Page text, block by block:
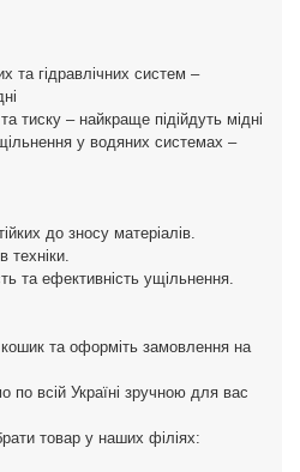
та гідравлічних систем –
тиску – найкраще підійдуть мідні
у водяних системах –
до зносу матеріалів.
техніки.
та ефективність ущільнення.
та оформіть замовлення на
всій Україні зручною для вас
товар у наших філіях: